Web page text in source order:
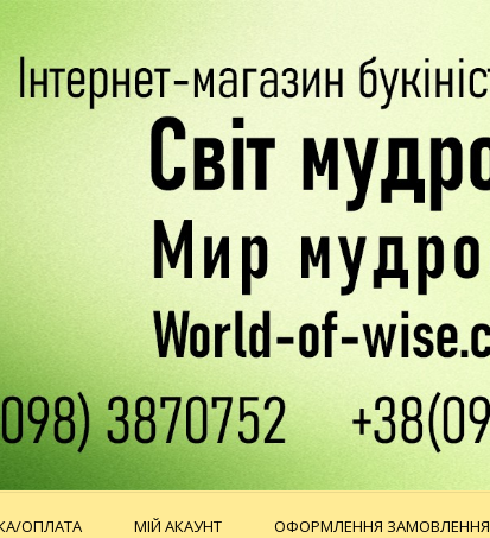
ОПЛАТА МІЙ АКАУНТ ОФОРМЛЕННЯ ЗАМОВЛЕННЯ